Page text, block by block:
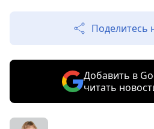
Поделитесь
Добавить в
читать